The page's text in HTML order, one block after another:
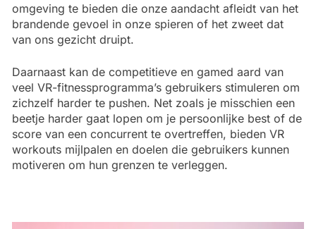
omgeving te bieden die onze aandacht afleidt van het
brandende gevoel in onze spieren of het zweet dat
van ons gezicht druipt.
Daarnaast kan de competitieve en gamed aard van
veel VR-fitnessprogramma’s gebruikers stimuleren om
zichzelf harder te pushen. Net zoals je misschien een
beetje harder gaat lopen om je persoonlijke best of de
score van een concurrent te overtreffen, bieden VR
workouts mijlpalen en doelen die gebruikers kunnen
motiveren om hun grenzen te verleggen.